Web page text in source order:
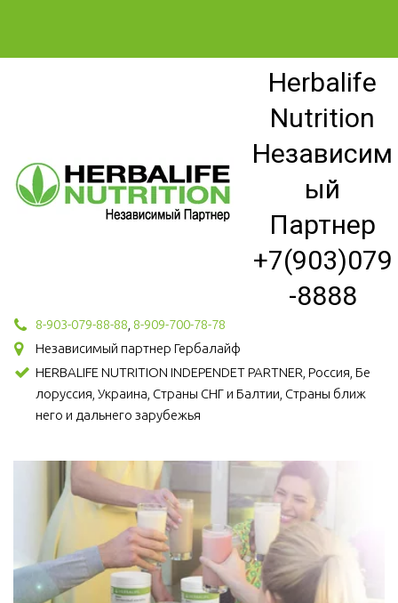
Herbalife
Nutrition
Независим
ый
Партнер
+7(903)079
-8888
8-903-079-88-88 8-909-700-78-78
Независимый партнер Гербалайф
HERBALIFE NUTRITION INDEPENDET PARTNER, Россия, Бе
лоруссия, Украина, Страны СНГ и Балтии, Страны ближ
него и дальнего зарубежья